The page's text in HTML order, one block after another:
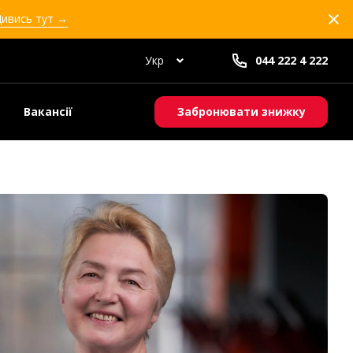
тут →
Укр 044 222 4 222
Вакансії Забронювати знижку